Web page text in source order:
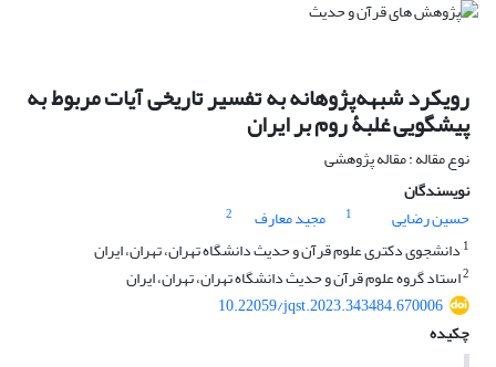
رویکرد شبهه‌پژوهانه به تفسیر تاریخی آیات مربوط به
پیشگویی غلبۀ روم بر ایران
نوع مقاله : مقاله پژوهشی
نویسندگان
حسین رضایی
1 مجید معارف
2
1 دانشجوی دکتری علوم قرآن و حدیث دانشگاه تهران، تهران، ایران
2استاد گروه علوم قرآن و حدیث دانشگاه تهران، تهران، ایران
10.22059/jqst.2023.343484.670006
چکیده